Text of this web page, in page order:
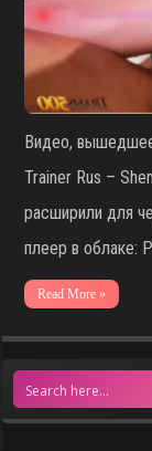
Видео,
Trainer Rus –
расширили для
плеер в облаке:
Read More »